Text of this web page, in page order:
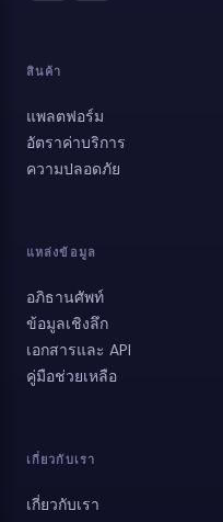
สินค้า
แพลตฟอร์ม
อัตราค่าบริการ
⁠ความปลอดภัย
แหล่งข้อมูล
อภิธานศัพท์
ข้อมูลเชิงลึก
เอกสารและ API
คู่มือช่วยเหลือ
เกี่ยวกับเรา
เกี่ยวกับเรา